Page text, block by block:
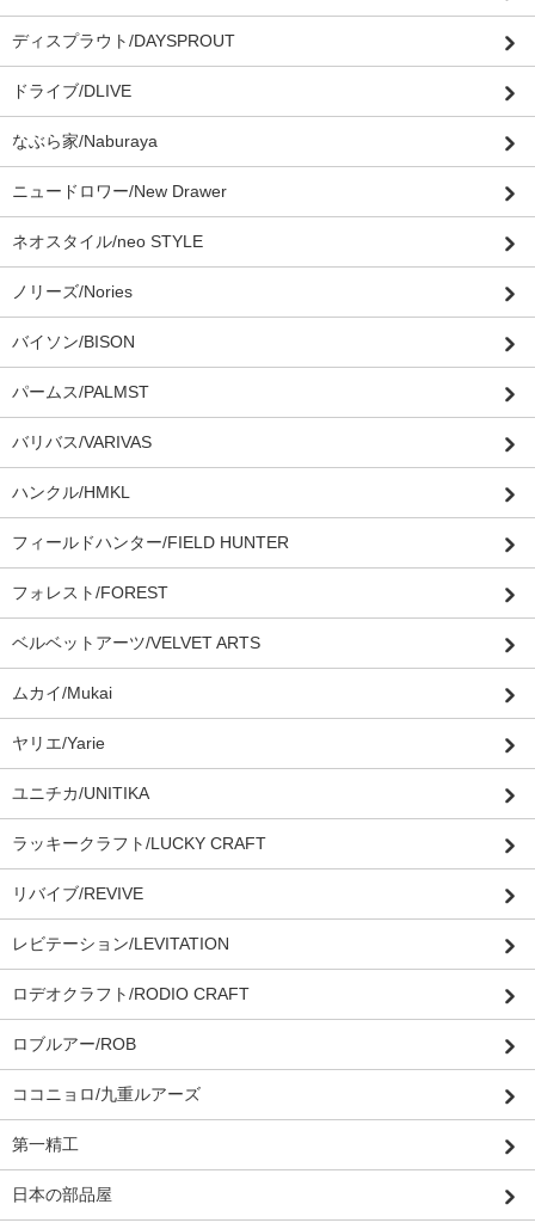
ディスプラウト/DAYSPROUT
ドライブ/DLIVE
なぶら家/Naburaya
ニュードロワー/New Drawer
ネオスタイル/neo STYLE
ノリーズ/Nories
バイソン/BISON
パームス/PALMST
バリバス/VARIVAS
ハンクル/HMKL
フィールドハンター/FIELD HUNTER
フォレスト/FOREST
ベルベットアーツ/VELVET ARTS
ムカイ/Mukai
ヤリエ/Yarie
ユニチカ/UNITIKA
ラッキークラフト/LUCKY CRAFT
リバイブ/REVIVE
レビテーション/LEVITATION
ロデオクラフト/RODIO CRAFT
ロブルアー/ROB
ココニョロ/九重ルアーズ
第一精工
日本の部品屋